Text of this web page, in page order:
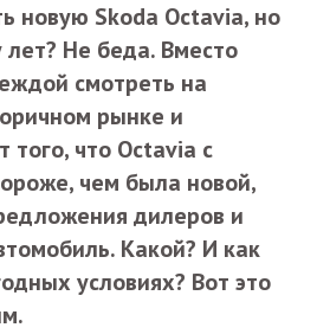
новую Skoda Octavia, но
Не беда. Вместо
смотреть на
рынке и
того, что Octavia с
чем была новой,
дилеров и
Какой? И как
условиях? Вот это